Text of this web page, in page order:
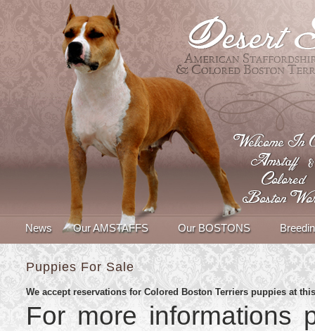
News Our AMSTAFFS Our BOSTONS
Puppies For Sale
We accept reservations for Colored Boston Terriers puppies at
For more informations